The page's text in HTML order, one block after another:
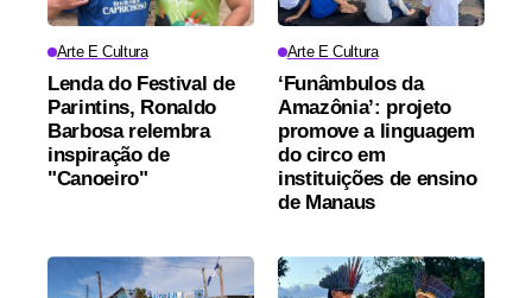
Arte E Cultura
Lenda do Festival de
Parintins, Ronaldo
Barbosa relembra
inspiração de
"Canoeiro"
Arte E Cultura
‘Funâmbulos da
Amazônia’: projeto
promove a linguagem
do circo em
instituições de ensino
de Manaus